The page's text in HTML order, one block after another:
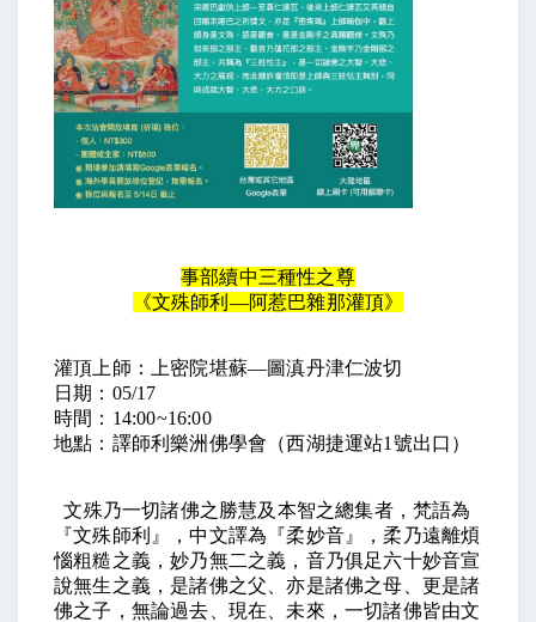
事部續中三種性之尊
《文殊師利—阿惹巴雜那灌頂》
灌頂上師：上密院堪蘇—圖滇丹津仁波切
日期：05/17
時間：14:00~16:00
地點：譯師利樂洲佛學會（西湖捷運站1號出口）
文殊乃一切諸佛之勝慧及本智之總集者，梵語為
『文殊師利』，中文譯為『柔妙音』，柔乃遠離煩
惱粗糙之義，妙乃無二之義，音乃俱足六十妙音宣
說無生之義，是諸佛之父、亦是諸佛之母、更是諸
佛之子，無論過去、現在、未來，一切諸佛皆由文